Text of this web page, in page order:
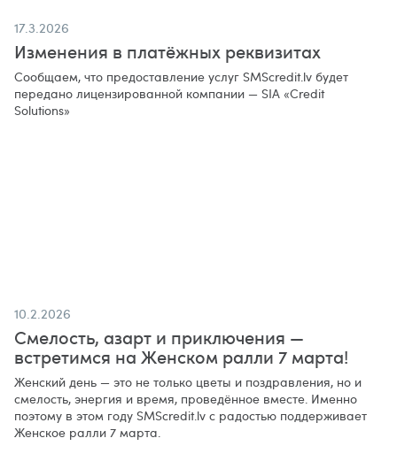
17.3.2026
Изменения в платёжных реквизитах
Сообщаем, что предоставление услуг SMScredit.lv будет
передано лицензированной компании — SIA «Credit
Solutions»
10.2.2026
Смелость, азарт и приключения —
встретимся на Женском ралли 7 марта!
Женский день — это не только цветы и поздравления, но и
смелость, энергия и время, проведённое вместе. Именно
поэтому в этом году SMScredit.lv с радостью поддерживает
Женское ралли 7 марта.